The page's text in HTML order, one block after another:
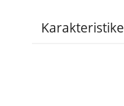
Karakteristike